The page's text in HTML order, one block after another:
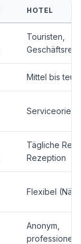
HOTEL
Touristen,
Mittel bis
Tägliche
Rezeption
Flexibel
Anonym,
professionell